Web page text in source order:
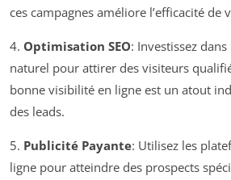
ces campagnes améliore l’efficacité de
4. Optimisation SEO: Investissez
naturel pour attirer des visiteurs
bonne visibilité en ligne est un atout
des leads.
5. Publicité Payante: Utilisez les
ligne pour atteindre des prospects